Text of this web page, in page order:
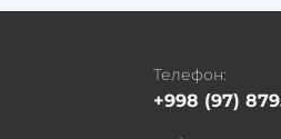
Телефон:
+998 (97)